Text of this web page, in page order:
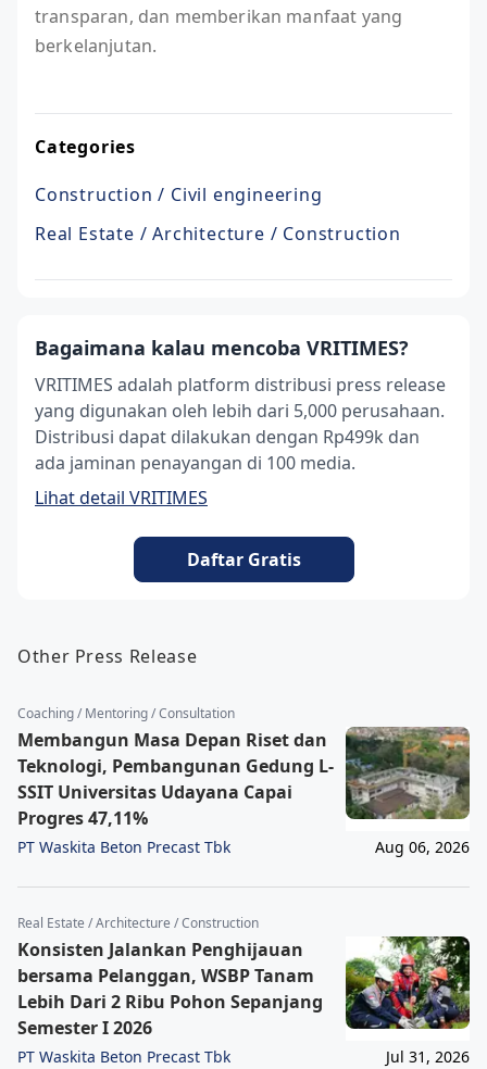
transparan, dan memberikan manfaat yang
berkelanjutan.
Categories
Construction / Civil engineering
Real Estate / Architecture / Construction
Bagaimana kalau mencoba VRITIMES?
VRITIMES adalah platform distribusi press release
yang digunakan oleh lebih dari 5,000 perusahaan.
Distribusi dapat dilakukan dengan Rp499k dan
ada jaminan penayangan di 100 media.
Lihat detail VRITIMES
Daftar Gratis
Other Press Release
Coaching / Mentoring / Consultation
Membangun Masa Depan Riset dan
Teknologi, Pembangunan Gedung L-
SSIT Universitas Udayana Capai
Progres 47,11%
PT Waskita Beton Precast Tbk Aug 06, 2026
Real Estate / Architecture / Construction
Konsisten Jalankan Penghijauan
bersama Pelanggan, WSBP Tanam
Lebih Dari 2 Ribu Pohon Sepanjang
Semester I 2026
PT Waskita Beton Precast Tbk Jul 31, 2026